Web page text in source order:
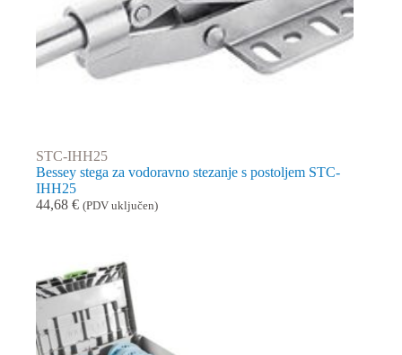
STC-IHH25
Bessey stega za vodoravno stezanje s postoljem STC-
IHH25
44,68 € (PDV uključen)